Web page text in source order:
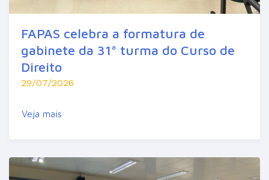
FAPAS celebra a formatura de
gabinete da 31ª turma do Curso de
Direito
29/07/2026
Veja mais